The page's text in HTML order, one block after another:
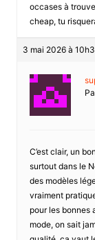
occases à
cheap, tu
3 mai 2026 à
C’est clair, un
surtout dans le
des modèles
vraiment
pour les bonnes
mode, on sait